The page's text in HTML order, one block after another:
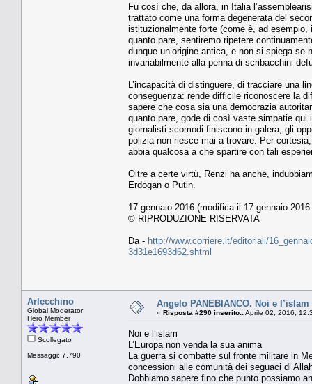
Fu così che, da allora, in Italia
trattato come una forma degenerata del
istituzionalmente forte (come è, ad
quanto pare, sentiremo ripetere
dunque un’origine antica, e non si spiega
invariabilmente alla penna di scribacchini
L’incapacità di distinguere, di tracciare una
conseguenza: rende difficile riconoscere la
sapere che cosa sia una democrazia
quanto pare, gode di così vaste simpatie
giornalisti scomodi finiscono in galera, gli
polizia non riesce mai a trovare. Per
abbia qualcosa a che spartire con tali
Oltre a certe virtù, Renzi ha anche,
Erdogan o Putin.
17 gennaio 2016 (modifica il 17 gennaio
© RIPRODUZIONE RISERVATA
Da - http://www.corriere.it/editoriali/
3d31e1693d62.shtml
Arlecchino
Global Moderator
Hero Member
Scollegato
Messaggi: 7.790
Angelo PANEBIANCO. Noi e
« Risposta #290 inserito::Aprile 02, 2016,
Noi e l’islam
L’Europa non venda la sua anima
La guerra si combatte sul fronte militare in
concessioni alle comunità dei seguaci di
Dobbiamo sapere fino che punto possiamo